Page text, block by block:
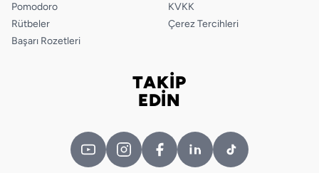
Pomodoro
Rütbeler
Başarı Rozetleri
KVKK
Çerez Tercihleri
TAKİP
EDİN